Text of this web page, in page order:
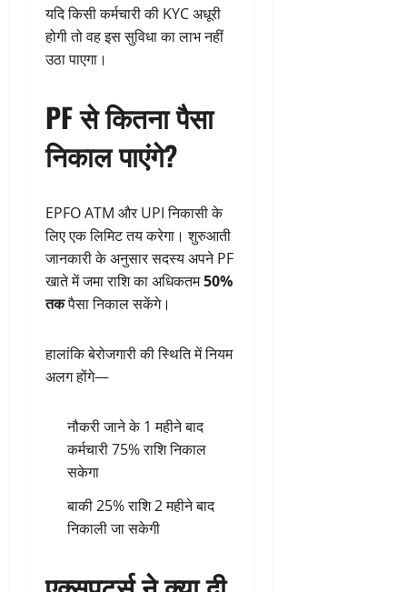
यदि किसी कर्मचारी की KYC अधूरी
होगी तो वह इस सुविधा का लाभ नहीं
उठा पाएगा।
PF से कितना पैसा
निकाल पाएंगे?
EPFO ATM और UPI निकासी के
लिए एक लिमिट तय करेगा। शुरुआती
जानकारी के अनुसार सदस्य अपने PF
खाते में जमा राशि का अधिकतम50%
तकपैसा निकाल सकेंगे।
हालांकि बेरोजगारी की स्थिति में नियम
अलग होंगे—
नौकरी जाने के 1 महीने बाद
कर्मचारी 75% राशि निकाल
सकेगा
बाकी 25% राशि 2 महीने बाद
निकाली जा सकेगी